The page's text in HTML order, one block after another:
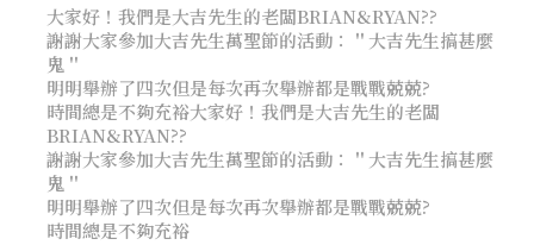
大家好！我們是大吉先生的老闆BRIAN&RYAN??
謝謝大家參加大吉先生萬聖節的活動：＂大吉先生搞甚麼
鬼＂
明明舉辦了四次但是每次再次舉辦都是戰戰兢兢?
時間總是不夠充裕大家好！我們是大吉先生的老闆
BRIAN&RYAN??
謝謝大家參加大吉先生萬聖節的活動：＂大吉先生搞甚麼
鬼＂
明明舉辦了四次但是每次再次舉辦都是戰戰兢兢?
時間總是不夠充裕